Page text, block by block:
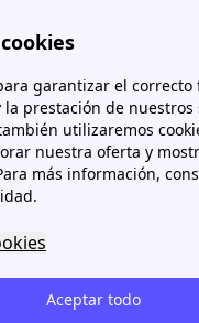
garantizar el
prestación de nuestros
utilizaremos
nuestra oferta y
más información,
Aceptar todo
Comercializadoras ¿Qué es el grupo EDP Energía?
el grupo
energético de
presencia en
su actividad en